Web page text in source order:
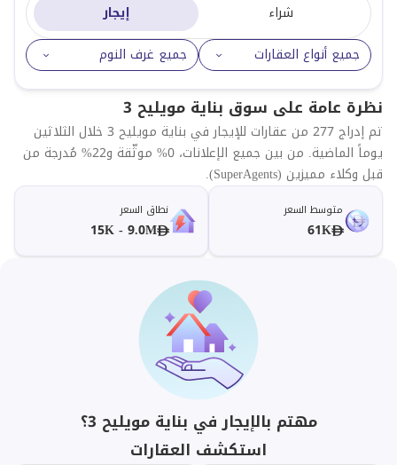
شراء
إيجار
جميع أنواع العقارات
جميع غرف النوم
نظرة عامة على سوق بناية مويليح 3
تم إدراج 277 من عقارات للإيجار في بناية مويليح 3 خلال الثلاثين
يوماً الماضية. من بين جميع الإعلانات، 0% موثّقة و22% مُدرجة من
قبل وكلاء مميزين (SuperAgents).
متوسط السعر
61K
نطاق السعر
15K - 9.0M
مهتم بالإيجار في بناية مويليح 3؟
استكشف العقارات